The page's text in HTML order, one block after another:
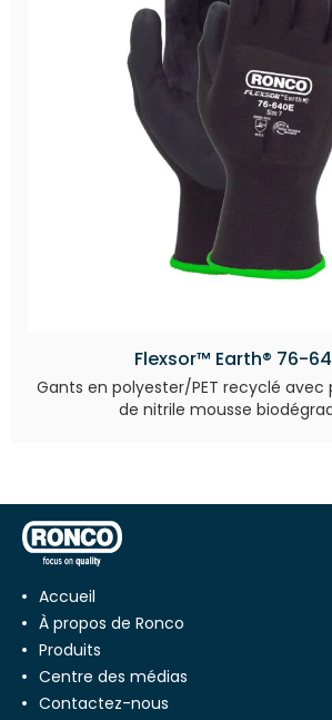
Flexsor™ Earth® 76-
Gants en polyester/PET recyclé
de nitrile mousse
Accueil
À propos de Ronco
Produits
Centre des médias
Contactez-nous